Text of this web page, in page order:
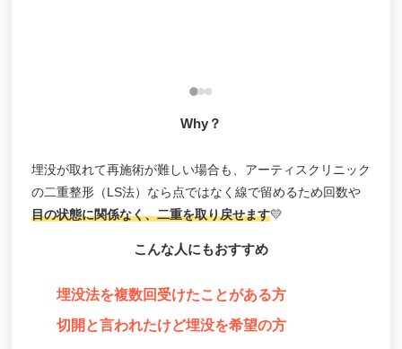
美容皮膚科赤坂クリニック
品川スキンクリニック
あやべクリニック
パールスキンクリニック天神
ユニタクリニック
Why？
埋没が取れて再施術が難しい場合も、アーティスクリニック
の二重整形（LS法）なら点ではなく線で留めるため回数や
目の状態に関係なく、二重を取り戻せます💛
こんな人にもおすすめ
埋没法を複数回受けたことがある方
切開と言われたけど埋没を希望の方